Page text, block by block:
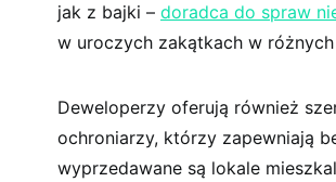
jak z bajki – doradca do spraw
w uroczych zakątkach w
Deweloperzy oferują również
ochroniarzy, którzy zapewniają
wyprzedawane są lokale